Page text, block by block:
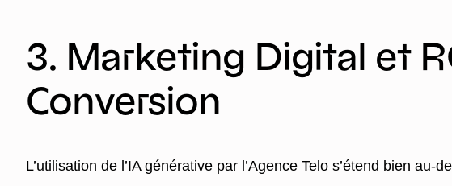
3. Marketing Digital et
Conversion
L’utilisation de l’IA générative par l’Agence Telo s’étend bien